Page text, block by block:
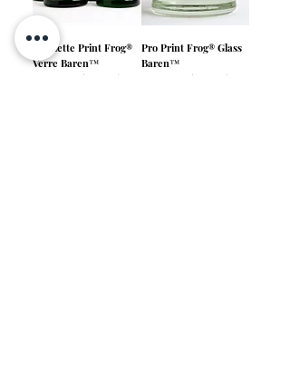
Froglette Print Frog®
Verre Baren™
Rupture de stock
Pro Print Frog® Glass
Baren™
Rupture de stock